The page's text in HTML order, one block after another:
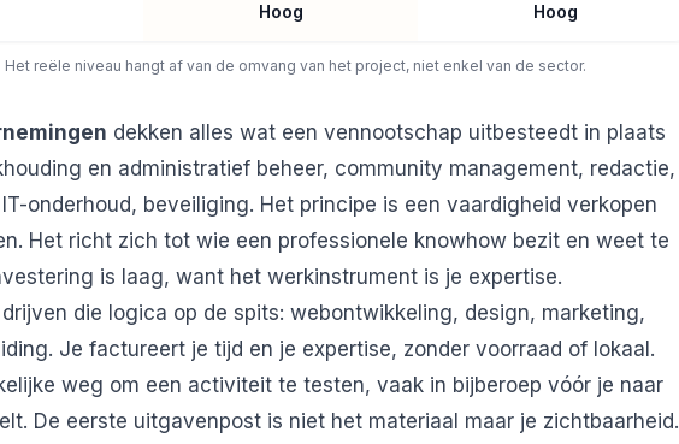
Hoog Hoog
Het reële niveau hangt af van de omvang van het project, niet enkel van de sector.
dekken alles wat een vennootschap uitbesteedt in plaats
en administratief beheer, community management, redactie,
onderhoud, beveiliging. Het principe is een vaardigheid verkopen
Het richt zich tot wie een professionele knowhow bezit en weet te
is laag, want het werkinstrument is je expertise.
drijven die logica op de spits: webontwikkeling, design, marketing,
Je factureert je tijd en je expertise, zonder voorraad of lokaal.
weg om een activiteit te testen, vaak in bijberoep vóór je naar
De eerste uitgavenpost is niet het materiaal maar je zichtbaarheid.